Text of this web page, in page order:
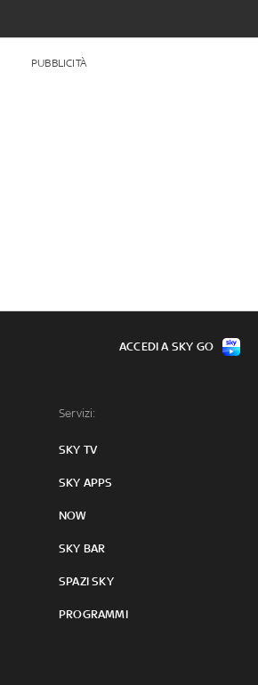
PUBBLICITÀ
Servizi:
SKY TV
SKY APPS
NOW
SKY BAR
SPAZI SKY
PROGRAMMI
ACCEDI A SKY GO